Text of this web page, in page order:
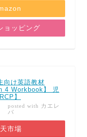
ョッピング
向け英語教材
4 Workbook】 児
】
posted with カエレ
バ
市場